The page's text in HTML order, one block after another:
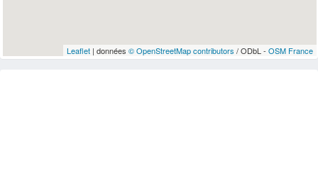
Leaflet| données © OpenStreetMap contributors / ODbL - OSM France